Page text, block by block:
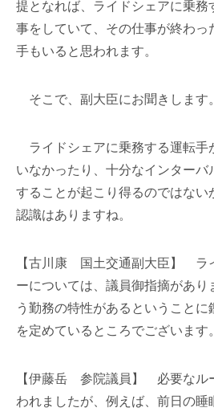
提となれば、ライドシェアに乗務
事をしていて、その仕事が終わっ
手もいると思われます。
そこで、副大臣にお聞きします。
ライドシェアに乗務する運転手
いなかったり、十分なインターバ
することが起こり得るのではない
認識はありますね。
【古川康 国土交通副大臣】 ラ
ーについては、議員御指摘があり
う勤務の特性があるということ
を定めているところでございます。
【伊藤岳 参院議員】 必要なル
われましたが、例えば、前日の睡